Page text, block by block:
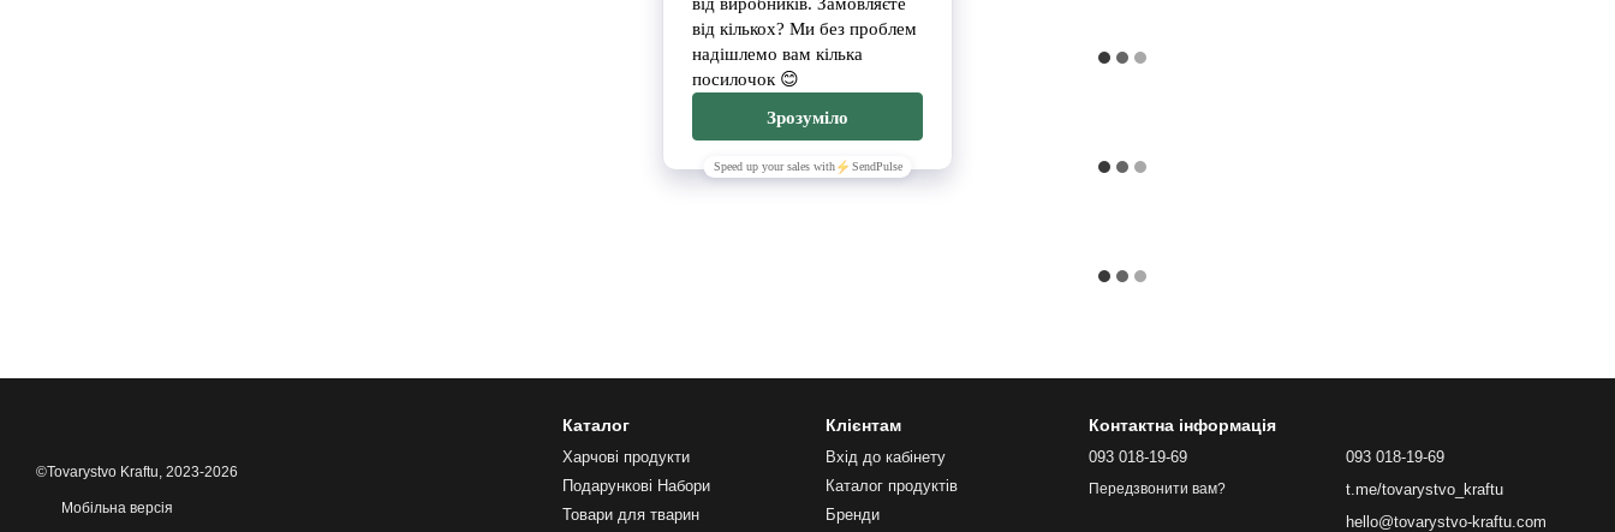
©Tovarystvo Kraftu, 2023-2026
Мобільна версія
Каталог
Харчові продукти
Подарункові Набори
Товари для тварин
Клієнтам
Вхід до кабінету
Каталог продуктів
Бренди
Контактна інформація
093 018-19-69
Передзвонити вам?
093 018-19-69
t.me/tovarystvo_kraftu
hello@tovarystvo-kraftu.com